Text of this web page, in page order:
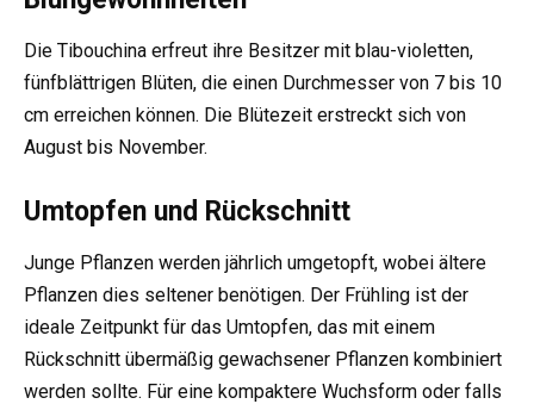
Die Tibouchina erfreut ihre Besitzer mit blau-violetten,
fünfblättrigen Blüten, die einen Durchmesser von 7 bis 10
cm erreichen können. Die Blütezeit erstreckt sich von
August bis November.
Umtopfen und Rückschnitt
Junge Pflanzen werden jährlich umgetopft, wobei ältere
Pflanzen dies seltener benötigen. Der Frühling ist der
ideale Zeitpunkt für das Umtopfen, das mit einem
Rückschnitt übermäßig gewachsener Pflanzen kombiniert
werden sollte. Für eine kompaktere Wuchsform oder falls